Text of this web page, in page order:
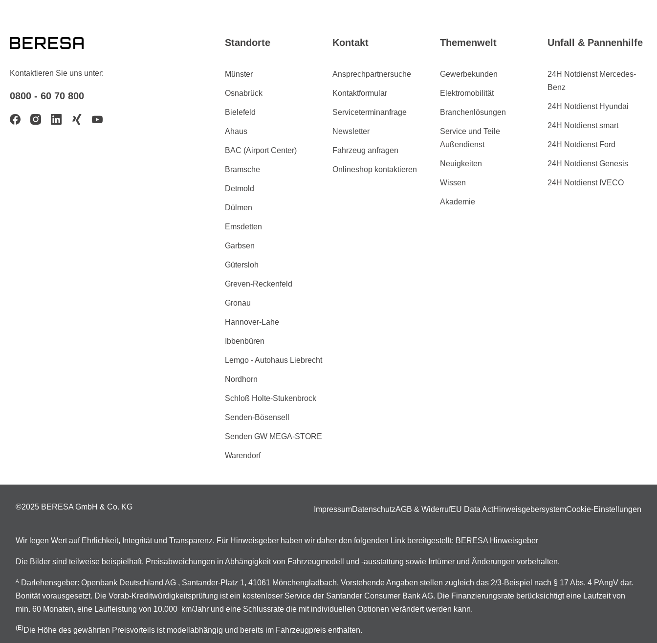
Kontaktieren Sie uns unter:
0800 - 60 70 800
Standorte
Münster
Osnabrück
Bielefeld
Ahaus
BAC (Airport Center)
Bramsche
Detmold
Dülmen
Emsdetten
Garbsen
Gütersloh
Greven-Reckenfeld
Gronau
Hannover-Lahe
Ibbenbüren
Lemgo - Autohaus Liebrecht
Nordhorn
Schloß Holte-Stukenbrock
Senden-Bösensell
Senden GW MEGA-STORE
Warendorf
Kontakt
Ansprechpartnersuche
Kontaktformular
Serviceterminanfrage
Newsletter
Fahrzeug anfragen
Onlineshop kontaktieren
Themenwelt
Gewerbekunden
Elektromobilität
Branchenlösungen
Service und Teile
Außendienst
Neuigkeiten
Wissen
Akademie
Unfall & Pannenhilfe
24H Notdienst Mercedes-
Benz
24H Notdienst Hyundai
24H Notdienst smart
24H Notdienst Ford
24H Notdienst Genesis
24H Notdienst IVECO
©2025 BERESA GmbH & Co. KG ImpressumDatenschutzAGB & WiderrufEU Data ActHinweisgebersystemCookie-Einstellungen
Wir legen Wert auf Ehrlichkeit, Integrität und Transparenz. Für Hinweisgeber haben wir daher den folgenden Link bereitgestellt: BERESA Hinweisgeber
Die Bilder sind teilweise beispielhaft. Preisabweichungen in Abhängigkeit von Fahrzeugmodell und -ausstattung sowie Irrtümer und Änderungen vorbehalten.
A
Darlehensgeber: Openbank Deutschland AG , Santander-Platz 1, 41061 Mönchengladbach. Vorstehende Angaben stellen zugleich das 2/3-Beispiel nach § 17 Abs. 4 PAngV dar.
Bonität vorausgesetzt. Die Vorab-Kreditwürdigkeitsprüfung ist ein kostenloser Service der Santander Consumer Bank AG. Die Finanzierungsrate berücksichtigt eine Laufzeit von
min. 60 Monaten, eine Laufleistung von 10.000 km/Jahr und eine Schlussrate die mit individuellen Optionen verändert werden kann.
(E)Die Höhe des gewährten Preisvorteils ist modellabhängig und bereits im Fahrzeugpreis enthalten.